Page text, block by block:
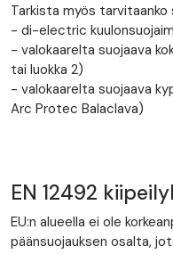
Tarkista myös tarvitaanko
- di-electric
- valokaarelta suojaava
tai luokka 2)
- valokaarelta suojaava
Arc Protec Balaclava)
EN 12492
EU:n alueella ei ole
päänsuojauksen osalta,